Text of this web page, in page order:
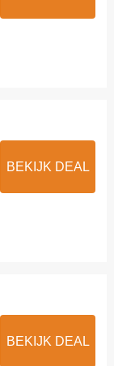
BEKIJK DEAL
BEKIJK DEAL